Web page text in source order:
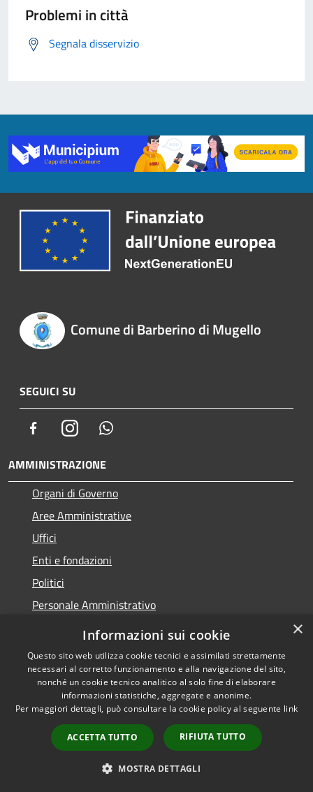
Problemi in città
Segnala disservizio
Comune di Barberino di Mugello
SEGUICI SU
FacebookInstagram
AMMINISTRAZIONE
Organi di Governo
Aree Amministrative
Uffici
Enti e fondazioni
Politici
Personale Amministrativo
Documenti e dati
CATEGORIE DI SERVIZIO
Anagrafe e stato civile
Cultura e tempo libero
Vita lavorativa
Imprese e Commercio
×
Informazioni sui cookie
Questo sito web utilizza cookie tecnici e assimilati strettamente
necessari al corretto funzionamento e alla navigazione del sito,
nonché un cookie tecnico analitico al solo fine di elaborare
informazioni statistiche, aggregate e anonime.
Per maggiori dettagli, può consultare la cookie policy al seguente link
ACCETTA TUTTO RIFIUTA TUTTO
MOSTRA DETTAGLI